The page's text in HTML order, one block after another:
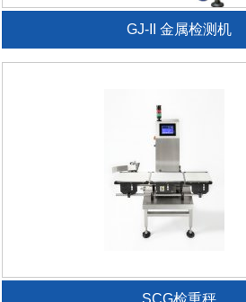
GJ-II 金属检测机
SCG检重秤